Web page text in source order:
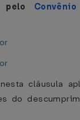
pelo
cláusula
do